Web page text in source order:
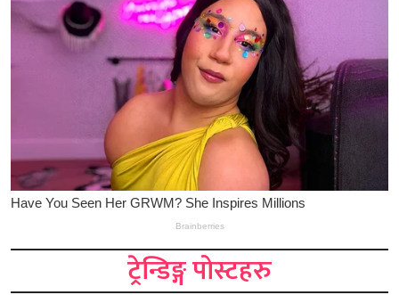
ट्रेन्डिङ्ग पोस्टहरु